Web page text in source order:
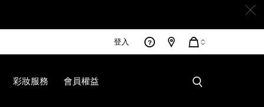
登入
您
0
彩妝服務 會員權益